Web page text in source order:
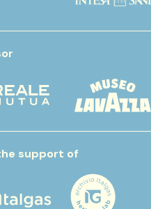
support of